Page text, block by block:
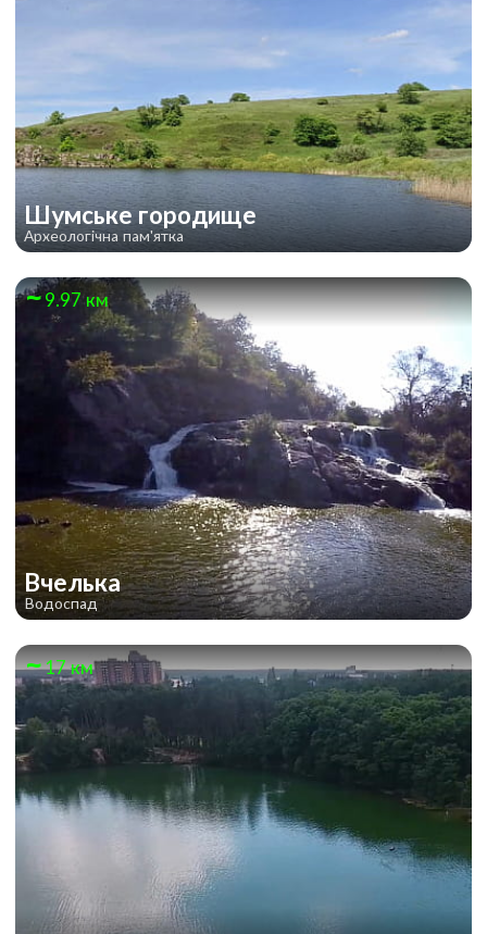
Шумське городище
Археологічна пам'ятка
9.97 км
Вчелька
Водоспад
17 км